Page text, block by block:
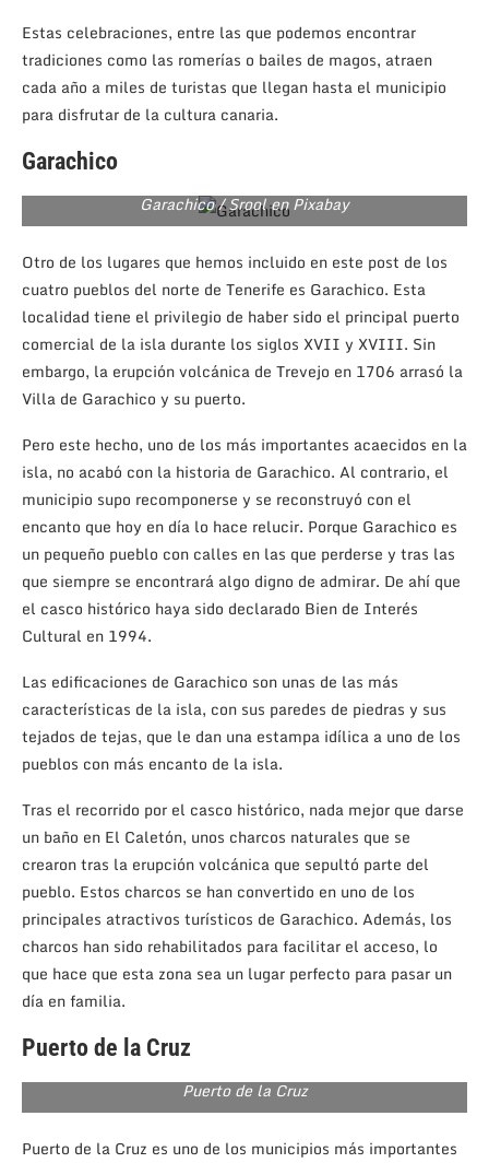
Estas celebraciones, entre las que podemos encontrar
tradiciones como las romerías o bailes de magos, atraen
cada año a miles de turistas que llegan hasta el municipio
para disfrutar de la cultura canaria.
Garachico
Garachico / Srool en Pixabay
Otro de los lugares que hemos incluido en este post de los
cuatro pueblos del norte de Tenerife es Garachico. Esta
localidad tiene el privilegio de haber sido el principal puerto
comercial de la isla durante los siglos XVII y XVIII. Sin
embargo, la erupción volcánica de Trevejo en 1706 arrasó la
Villa de Garachico y su puerto.
Pero este hecho, uno de los más importantes acaecidos en la
isla, no acabó con la historia de Garachico. Al contrario, el
municipio supo recomponerse y se reconstruyó con el
encanto que hoy en día lo hace relucir. Porque Garachico es
un pequeño pueblo con calles en las que perderse y tras las
que siempre se encontrará algo digno de admirar. De ahí que
el casco histórico haya sido declarado Bien de Interés
Cultural en 1994.
Las edificaciones de Garachico son unas de las más
características de la isla, con sus paredes de piedras y sus
tejados de tejas, que le dan una estampa idílica a uno de los
pueblos con más encanto de la isla.
Tras el recorrido por el casco histórico, nada mejor que darse
un baño en El Caletón, unos charcos naturales que se
crearon tras la erupción volcánica que sepultó parte del
pueblo. Estos charcos se han convertido en uno de los
principales atractivos turísticos de Garachico. Además, los
charcos han sido rehabilitados para facilitar el acceso, lo
que hace que esta zona sea un lugar perfecto para pasar un
día en familia.
Puerto de la Cruz
Puerto de la Cruz
Puerto de la Cruz es uno de los municipios más importantes